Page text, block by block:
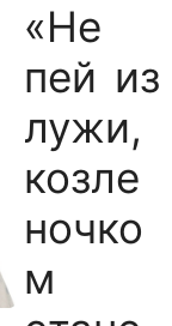
«Не
пей из
лужи,
козле
ночко
м